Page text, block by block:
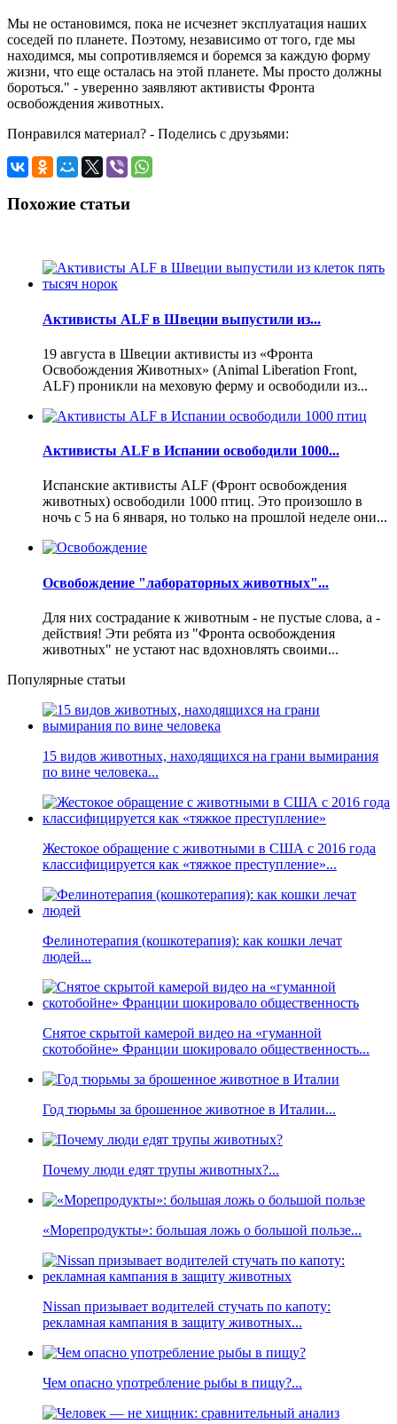
Мы не остановимся, пока не исчезнет эксплуатация наших
соседей по планете. Поэтому, независимо от того, где мы
находимся, мы сопротивляемся и боремся за каждую форму
жизни, что еще осталась на этой планете. Мы просто должны
бороться." - уверенно заявляют активисты Фронта
освобождения животных.
Понравился материал? - Поделись с друзьями:
Похожие статьи
Активисты ALF в Швеции выпустили из...
19 августа в Швеции активисты из «Фронта
Освобождения Животных» (Animal Liberation Front,
ALF) проникли на меховую ферму и освободили из...
Активисты ALF в Испании освободили 1000...
Испанские активисты ALF (Фронт освобождения
животных) освободили 1000 птиц. Это произошло в
ночь с 5 на 6 января, но только на прошлой неделе они...
Освобождение "лабораторных животных"...
Для них сострадание к животным - не пустые слова, а -
действия! Эти ребята из "Фронта освобождения
животных" не устают нас вдохновлять своими...
Популярные статьи
15 видов животных, находящихся на грани вымирания
по вине человека...
Жестокое обращение с животными в США с 2016 года
классифицируется как «тяжкое преступление»...
Фелинотерапия (кошкотерапия): как кошки лечат
людей...
Снятое скрытой камерой видео на «гуманной
скотобойне» Франции шокировало общественность...
Год тюрьмы за брошенное животное в Италии...
Почему люди едят трупы животных?...
«Морепродукты»: большая ложь о большой пользе...
Nissan призывает водителей стучать по капоту:
рекламная кампания в защиту животных...
Чем опасно употребление рыбы в пищу?...